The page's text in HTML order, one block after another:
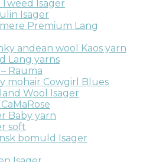
Isager
Isager
Premium Lang
andean wool Kaos yarn
Lang yarns
Rauma
mohair Cowgirl Blues
Wool Isager
Baby yarn
soft
bomuld Isager